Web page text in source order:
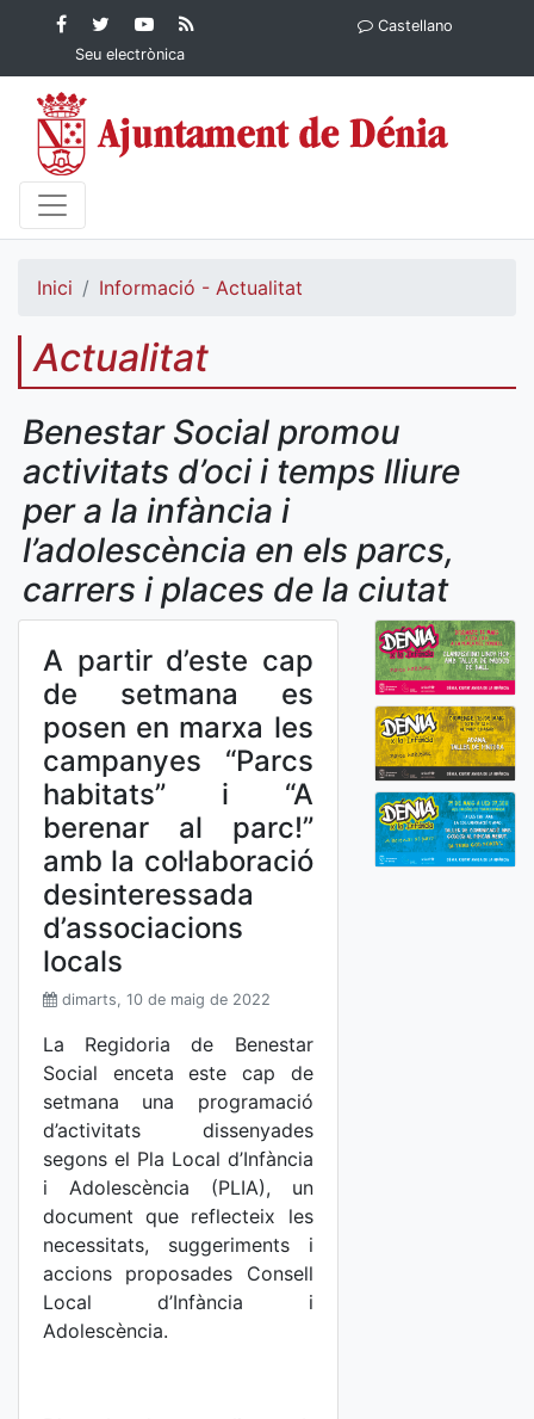
Contingut principalFacebook
Ajuntament de Dénia
Twitter
Ajuntament de
Dénia
YouTube
Ajuntament
de Dénia
Ajuntament
Seu electrònica
Castellano
Inici Informació - Actualitat
Actualitat
Benestar Social promou
activitats d’oci i temps lliure
per a la infància i
l’adolescència en els parcs,
carrers i places de la ciutat
A partir d’este cap
de setmana es
posen en marxa les
campanyes “Parcs
habitats” i “A
berenar al parc!”
amb la col·laboració
desinteressada
d’associacions
locals
dimarts, 10 de maig de 2022
La Regidoria de Benestar
Social enceta este cap de
setmana una programació
d’activitats dissenyades
segons el Pla Local d’Infància
i Adolescència (PLIA), un
document que reflecteix les
necessitats, suggeriments i
accions proposades Consell
Local d’Infància i
Adolescència.